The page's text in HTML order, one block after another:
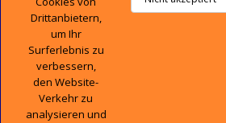
UNTERNEHMEN
IHR KONTO
CONTACT
Drittanbietern,
um Ihr
Surferlebnis zu
verbessern,
den Website-
Verkehr zu
analysieren und